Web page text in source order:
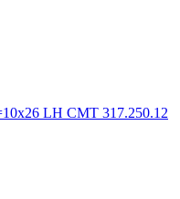
LH CMT 317.250.12